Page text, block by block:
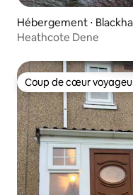
Hébergement ⋅
Heathcote Dene
Coup de cœur
Coup de cœur